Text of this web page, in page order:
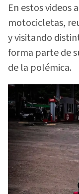
En estos videos
motocicletas,
y visitando
forma parte de
de la polémica.